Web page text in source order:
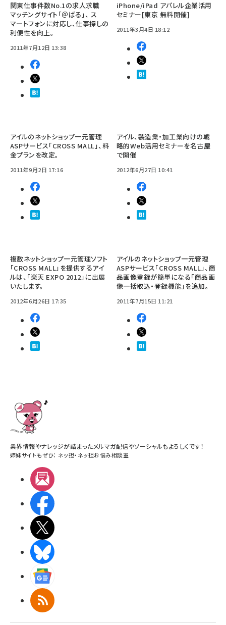
関東仕事件数No.1の求人求職
マッチングサイト「＠ばる」、 ス
マートフォンに対応し、仕事探しの
利便性を向上。
2011年7月12日 13:38
iPhone/iPad アパレル企業活用
セミナー[東京 無料開催]
2011年3月4日 18:12
アイルのネットショップ一元管理
ASPサービス「CROSS MALL」、料
金プランを改定。
2011年9月2日 17:16
アイル、製造業・加工業向けの戦
略的Web活用セミナーを名古屋
で開催
2012年6月27日 10:41
複数ネットショップ一元管理ソフト
「CROSS MALL」を提供するアイ
ルは、「楽天 EXPO 2012」に出展
いたします。
2012年6月26日 17:35
アイルのネットショップ一元管理
ASPサービス「CROSS MALL」、商
品画像登録が簡単になる「商品画
像一括取込・登録機能」を追加。
2011年7月15日 11:21
業界情報やナレッジが詰まったメルマガ配信やソーシャルもよろしくです！
姉妹サイトもぜひ： ネッ担・ ネッ担お悩み相談室
RSS